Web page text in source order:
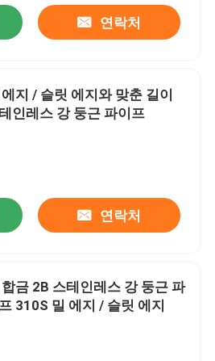
연락처
지 / 슬릿 에지와 맞춘 길이
인레스 강 둥근 파이프
연락처
금 2B 스테인레스 강 둥근 파
310S 밀 에지 / 슬릿 에지